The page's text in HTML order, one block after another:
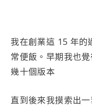
我在創業這 15 年的
常便飯。早期我也
幾十個版本
直到後來我摸索出